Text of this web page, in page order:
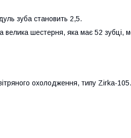
зуба становить 2,5.
​​велика шестерня, яка має 52 зубці,
охолодження, типу Zirka-105.